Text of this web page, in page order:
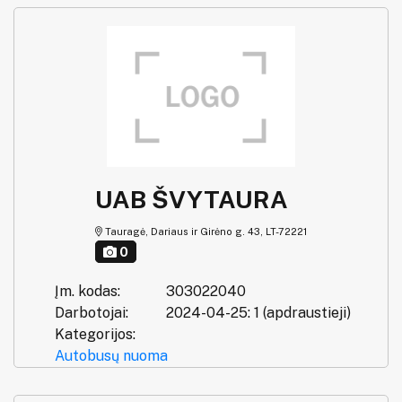
UAB ŠVYTAURA
Tauragė, Dariaus ir Girėno g. 43, LT-72221
0
Įm. kodas:
303022040
Darbotojai:
2024-04-25: 1 (apdraustieji)
Kategorijos:
Autobusų nuoma